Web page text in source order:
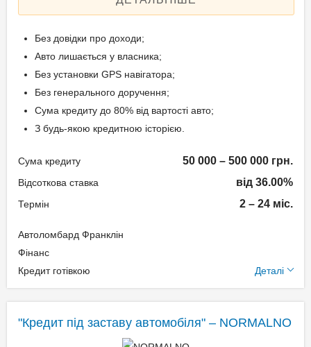
від 18 до 65
Дострокове без штрафів
Документи та
підтвердження доходу
Паспорт;
(РНОКПП);
Свідоцтво про реєстрацію
транспортного засобу.
Без довідки про доходи;
Авто лишається у власника;
Без установки GPS навігатора;
Без генерального доручення;
Сума кредиту до 80% від вартості авто;
З будь-якою кредитною історією.
Сума кредиту 50 000 – 500 000 грн.
Відсоткова ставка від 36.00%
Термін 2 – 24 міс.
Автоломбард Франклін
Фінанс
Кредит готівкою
Деталі
Нотаріальне оформлення
по тарифам нотаріуса
"Кредит під заставу автомобіля" – NORMALNO